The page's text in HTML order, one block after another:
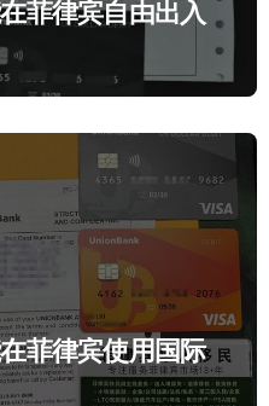
菲律宾自由出入
菲律宾使用国际